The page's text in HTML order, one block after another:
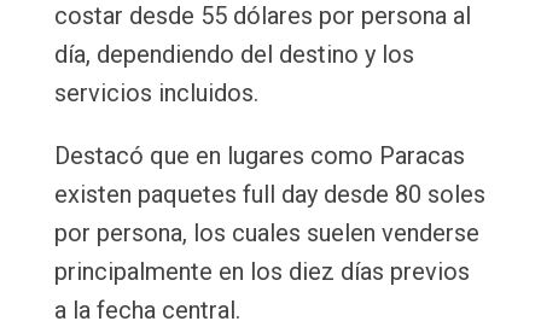
costar desde 55 dólares por persona al
día, dependiendo del destino y los
servicios incluidos.
Destacó que en lugares como Paracas
existen paquetes full day desde 80 soles
por persona, los cuales suelen venderse
principalmente en los diez días previos
a la fecha central.